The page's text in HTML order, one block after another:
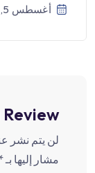
أغسطس 5, 2026
لن يتم نشر
مشار إليها بـ